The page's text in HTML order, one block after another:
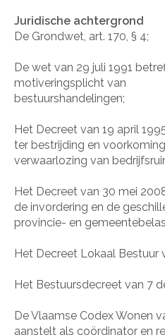
Juridische achtergrond
De Grondwet, art. 170, § 4;
De wet van 29 juli 1991
motiveringsplicht van
bestuurshandelingen;
Het Decreet van 19 april
ter bestrijding en
verwaarlozing van
Het Decreet van 30 mei
de invordering en de
provincie- en
Het Decreet Lokaal Bestuur
Het Bestuursdecreet van 7
De Vlaamse Codex Wonen
aanstelt als coördinator en